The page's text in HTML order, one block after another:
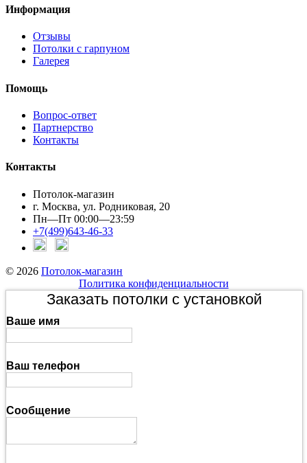
Информация
Отзывы
Потолки с гарпуном
Галерея
Помощь
Вопрос-ответ
Партнерство
Контакты
Контакты
Потолок-магазин
г. Москва, ул. Родниковая, 20
Пн—Пт 00:00—23:59
+7(499)643-46-33
© 2026 Потолок-магазин
Политика конфиденциальности
Заказать потолки с установкой
Ваше имя
Ваш телефон
Сообщение